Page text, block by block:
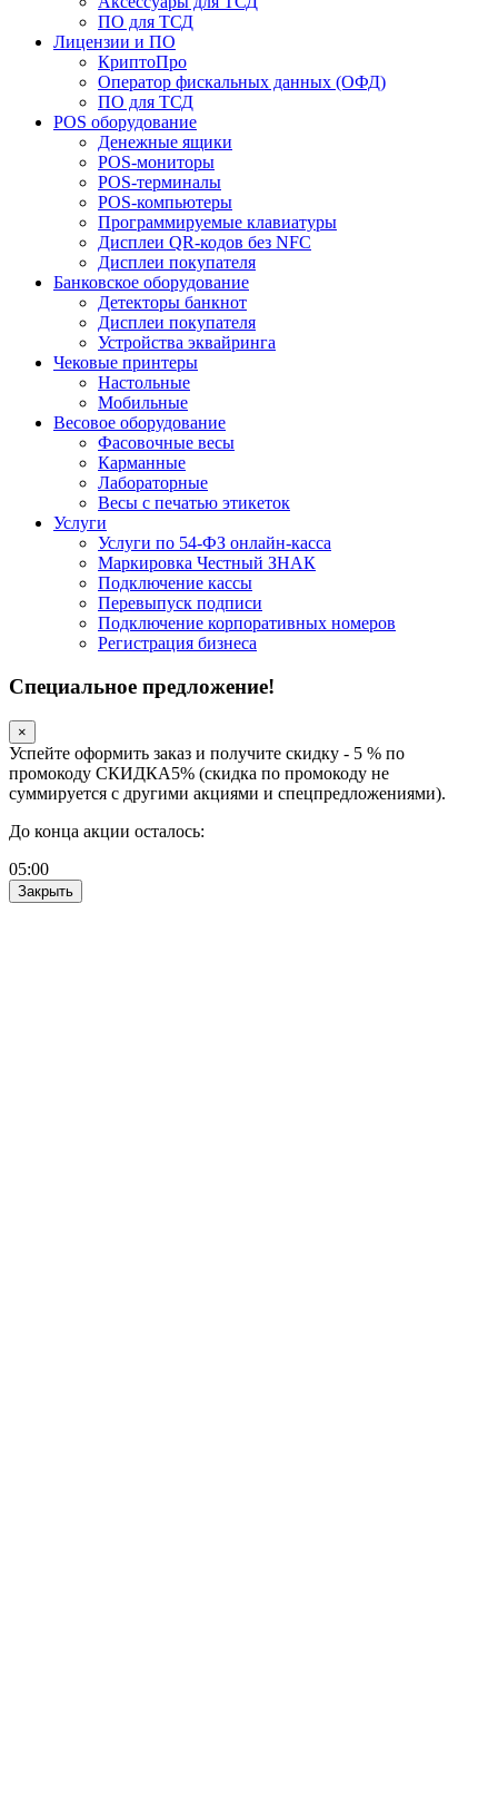
ПО для ТСД
Лицензии и ПО
КриптоПро
Оператор фискальных данных (ОФД)
ПО для ТСД
POS оборудование
Денежные ящики
POS-мониторы
POS-терминалы
POS-компьютеры
Программируемые клавиатуры
Дисплеи QR-кодов без NFC
Дисплеи покупателя
Банковское оборудование
Детекторы банкнот
Дисплеи покупателя
Устройства эквайринга
Чековые принтеры
Настольные
Мобильные
Весовое оборудование
Фасовочные весы
Карманные
Лабораторные
Весы с печатью этикеток
Услуги
Услуги по 54-ФЗ онлайн-касса
Маркировка Честный ЗНАК
Подключение кассы
Перевыпуск подписи
Подключение корпоративных номеров
Регистрация бизнеса
Специальное предложение!
×
Успейте оформить заказ и получите скидку - 5 % по
промокоду СКИДКА5% (скидка по промокоду не
суммируется с другими акциями и спецпредложениями).
До конца акции осталось:
05:00
Закрыть